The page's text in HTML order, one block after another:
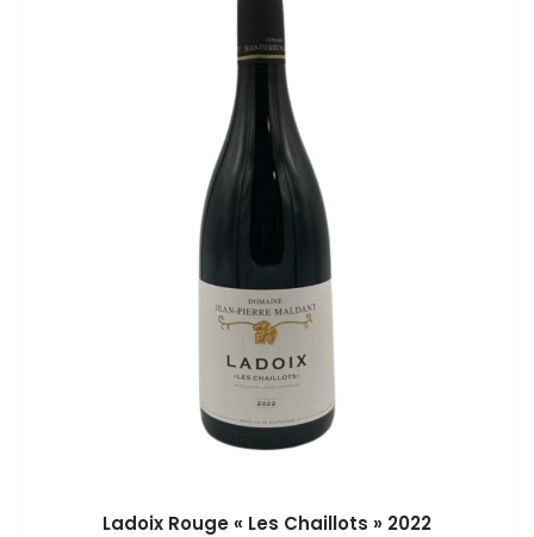
Ladoix Rouge « Les Chaillots » 2022